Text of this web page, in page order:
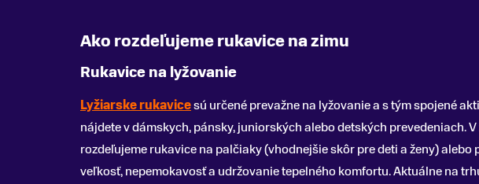
Ako rozdeľujeme rukavice na zimu
Rukavice na lyžovanie
Lyžiarske rukavicesú určené prevažne na lyžovanie a s tým spojené
nájdete v dámskych, pánsky, juniorských alebo detských prevedeniach.
rozdeľujeme rukavice na palčiaky (vhodnejšie skôr pre deti a ženy)
veľkosť, nepemokavosť a udržovanie tepelného komfortu. Aktuálne na